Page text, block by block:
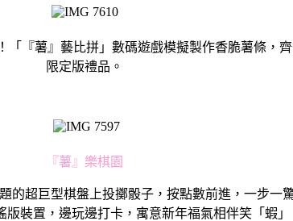
『薯』藝比拼」數碼遊戲模擬製作香脆薯條，
限定版禮品。
『薯』樂棋園
的超巨型棋盤上投擲骰子，按點數前進，一步
裝置，邊玩邊打卡，寓意新年福氣相伴笑「蝦」